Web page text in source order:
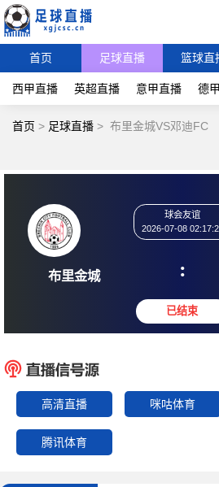
首页 足球直播 篮球直
西甲直播 英超直播 意甲直播 德
首页 > 足球直播 > 布里金城VS邓迪FC
布里金城
2026-
高清直播 咪咕体育
腾讯体育